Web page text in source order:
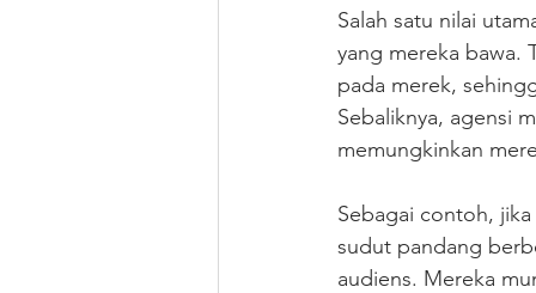
Salah satu nilai
yang mereka bawa.
pada merek,
Sebaliknya, agensi
memungkinkan
Sebagai contoh,
sudut pandang
audiens. Mereka